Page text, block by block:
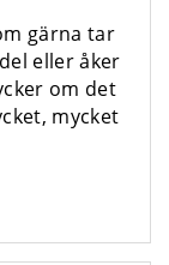
gärna tar
eller åker
om det
mycket